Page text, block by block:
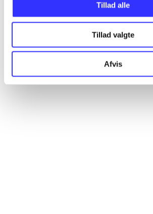
Tillad alle
Tillad valgte
Afvis
All registered articles grouped by issue
...